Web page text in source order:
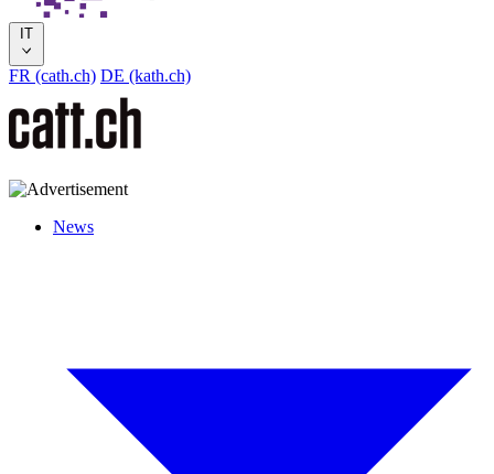
IT
FR (cath.ch) DE (kath.ch)
News